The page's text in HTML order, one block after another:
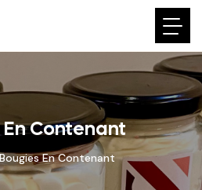
Contenant
Bougies En Contenant